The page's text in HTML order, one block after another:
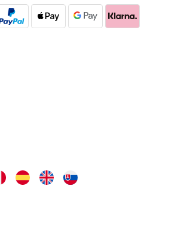
sehr stabil und macht einen hochwertigen
GECONTROLEERDE BEOORDELING